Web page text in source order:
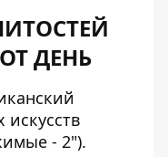
ДЕНЬ
искусств
- 2").